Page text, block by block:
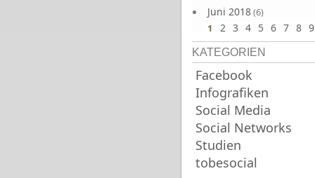
Juni 2018(6)
1 2 3 4 5 6 7 8 9
KATEGORIEN
Facebook
Infografiken
Social Media
Social Networks
Studien
tobesocial